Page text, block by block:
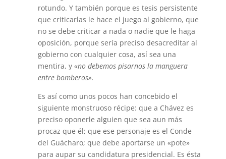
rotundo. Y también porque es tesis persistente
que criticarlas le hace el juego al gobierno, que
no se debe criticar a nada o nadie que le haga
oposición, porque sería preciso desacreditar al
gobierno con cualquier cosa, así sea una
mentira, y «no debemos pisarnos la manguera
entre bomberos».
Es así como unos pocos han concebido el
siguiente monstruoso récipe: que a Chávez es
preciso oponerle alguien que sea aun más
procaz que él; que ese personaje es el Conde
del Guácharo; que debe aportarse un «pote»
para aupar su candidatura presidencial. Es ésta